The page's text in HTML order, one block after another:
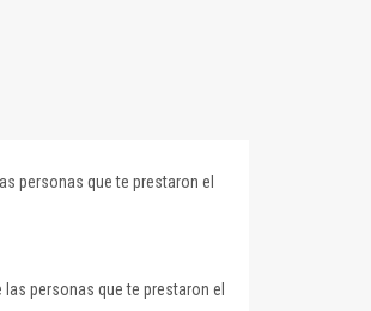
personas que te prestaron el
las personas que te prestaron el